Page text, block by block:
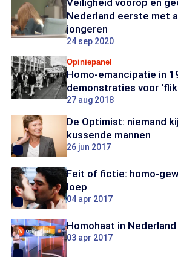
Veiligheid voorop en
Nederland eerste met
jongeren
24 sep 2020
Opiniepanel
Homo-emancipatie in
demonstraties voor
27 aug 2018
De Optimist: niemand
kussende mannen
26 jun 2017
Feit of fictie: homo-
loep
04 apr 2017
Homohaat in Nederland
03 apr 2017